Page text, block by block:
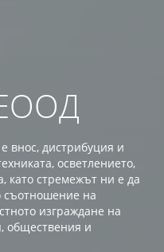
внос, дистрибуция и
осветлението,
като стремежът ни е да
съотношение на
изграждане на
обществения и